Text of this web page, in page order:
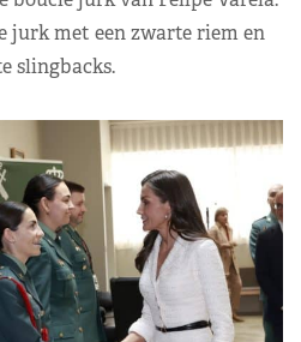
jurk met een zwarte riem en
slingbacks.